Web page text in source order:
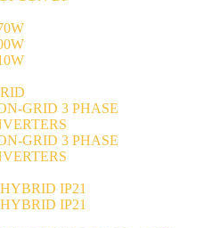
GRID 3 PHASE
GRID 3 PHASE
IP21
IP21